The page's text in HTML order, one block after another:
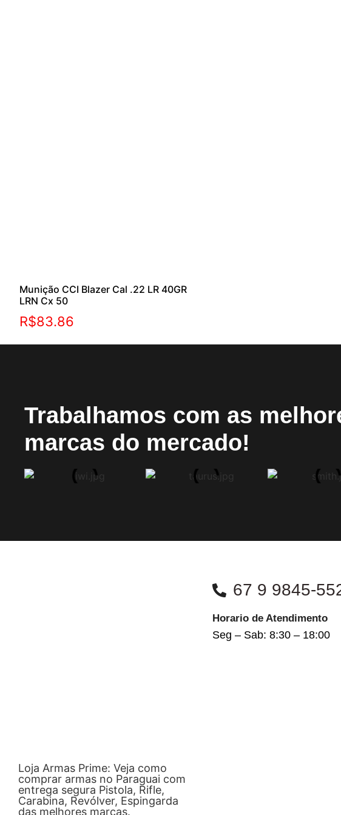
Munição CCI Blazer Cal .22 LR 40GR
LRN Cx 50
R$83.86
Trabalhamos com as
marcas do mercado!
Loja Armas Prime: Veja como
comprar armas no Paraguai com
entrega segura Pistola, Rifle,
Carabina, Revólver, Espingarda
das melhores marcas.
67 9 9845-
Horario de Atendimento
Seg – Sab: 8:30 – 18:00